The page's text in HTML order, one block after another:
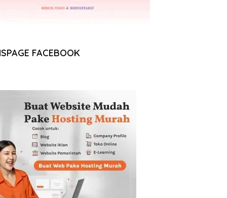
FACEBOOK